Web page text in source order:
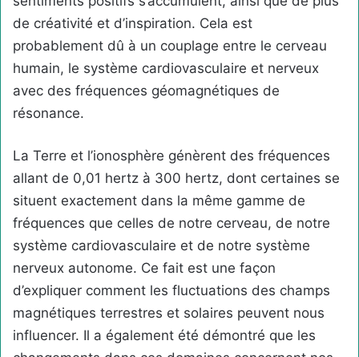
de créativité et d’inspiration. Cela est
probablement dû à un couplage entre le cerveau
humain, le système cardiovasculaire et nerveux
avec des fréquences géomagnétiques de
résonance.
La Terre et l’ionosphère génèrent des fréquences
allant de 0,01 hertz à 300 hertz, dont certaines se
situent exactement dans la même gamme de
fréquences que celles de notre cerveau, de notre
système cardiovasculaire et de notre système
nerveux autonome. Ce fait est une façon
d’expliquer comment les fluctuations des champs
magnétiques terrestres et solaires peuvent nous
influencer. Il a également été démontré que les